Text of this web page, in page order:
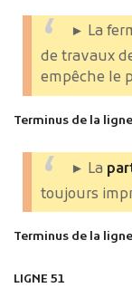
► La
de travaux
empêche le
Terminus de la
► La
toujours
Terminus de la
LIGNE 51